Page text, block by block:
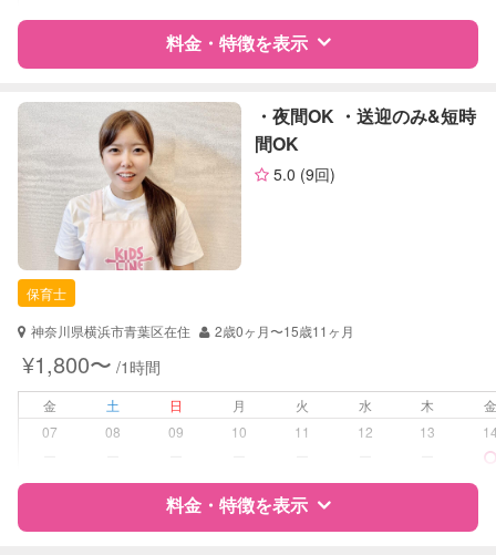
料金・特徴を表示
特徴 料金 レビュー
サポートの特徴
資格
幼稚園教諭
夜間対応
お泊まり保育
病児、病後児、ともに不可
・夜間OK ・送迎のみ&短時
間OK
5.0 (9回)
保育士
神奈川県横浜市青葉区在住
2歳0ヶ月〜15歳11ヶ月
¥1,800〜 /1時間
金 土 日 月 火 水 木
07
08 09 10 11 12 13
料金・特徴を表示